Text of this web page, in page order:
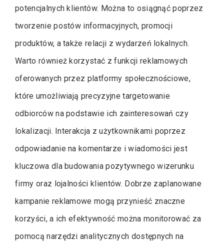
potencjalnych klientów. Można to osiągnąć poprzez
tworzenie postów informacyjnych, promocji
produktów, a także relacji z wydarzeń lokalnych.
Warto również korzystać z funkcji reklamowych
oferowanych przez platformy społecznościowe,
które umożliwiają precyzyjne targetowanie
odbiorców na podstawie ich zainteresowań czy
lokalizacji. Interakcja z użytkownikami poprzez
odpowiadanie na komentarze i wiadomości jest
kluczowa dla budowania pozytywnego wizerunku
firmy oraz lojalności klientów. Dobrze zaplanowane
kampanie reklamowe mogą przynieść znaczne
korzyści, a ich efektywność można monitorować za
pomocą narzędzi analitycznych dostępnych na